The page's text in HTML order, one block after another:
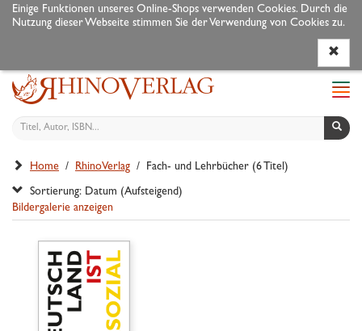
Einige Funktionen unseres Online-Shops verwenden Cookies. Durch die
Nutzung dieser Webseite stimmen Sie der Verwendung von Cookies zu.
Home / RhinoVerlag / Fach- und Lehrbücher (6 Titel)
Sortierung: Datum (Aufsteigend)
Bildergalerie anzeigen